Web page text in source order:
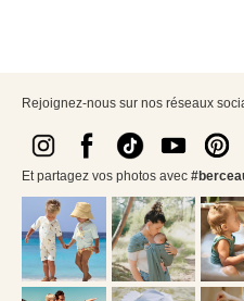
Rejoignez-nous sur nos réseaux
Et partagez vos photos avec